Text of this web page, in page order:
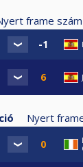
frame szám
Nyert